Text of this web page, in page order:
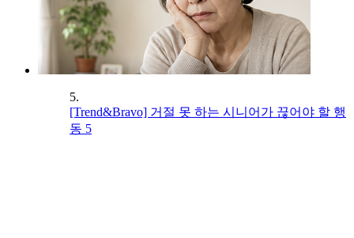
5.
[Trend&Bravo] 거절 못 하는 시니어가 끊어야 할 행
동 5